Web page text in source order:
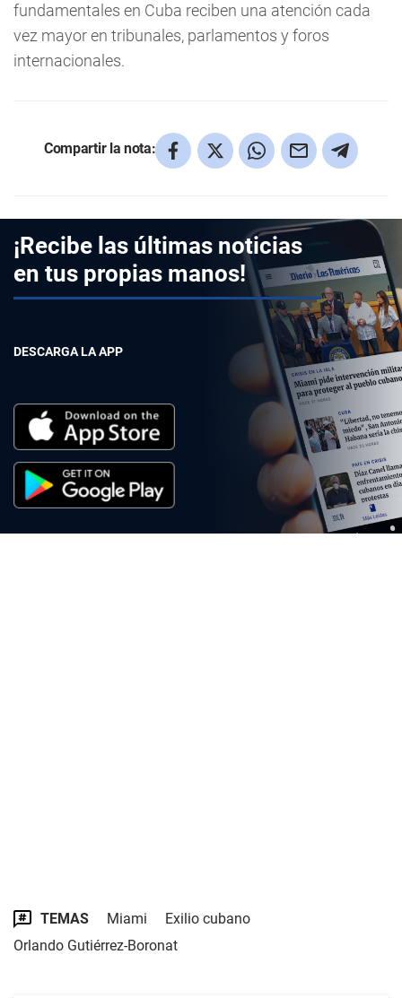
fundamentales en Cuba reciben una atención cada
vez mayor en tribunales, parlamentos y foros
internacionales.
Compartir la nota:
¡Recibe las últimas noticias
en tus propias manos!
DESCARGA LA APP
TEMAS Miami
Exilio cubano
Orlando Gutiérrez-Boronat